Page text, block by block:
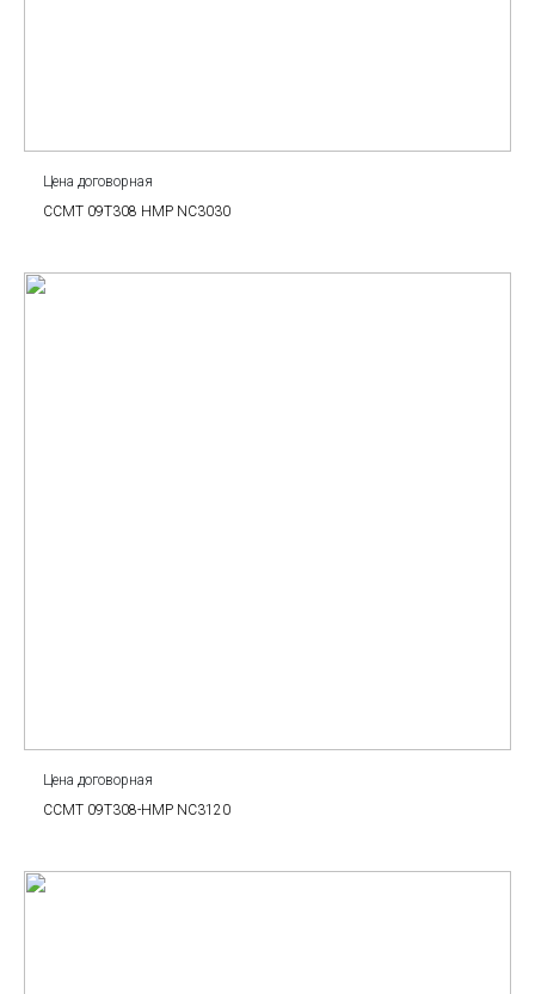
Цена договорная
CCMT 09T308 HMP NC3030
Цена договорная
CCMT 09T308-HMP NC3120